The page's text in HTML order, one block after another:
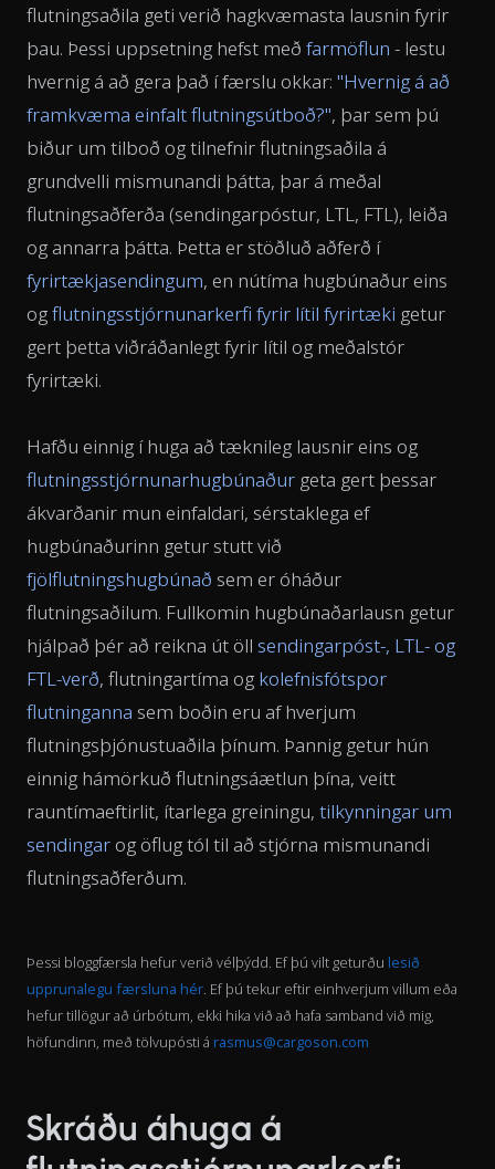
flutningsaðila geti verið hagkvæmasta lausnin fyrir
þau. Þessi uppsetning hefst með farmöflun - lestu
hvernig á að gera það í færslu okkar: "Hvernig á að
framkvæma einfalt flutningsútboð?", þar sem þú
biður um tilboð og tilnefnir flutningsaðila á
grundvelli mismunandi þátta, þar á meðal
flutningsaðferða (sendingarpóstur, LTL, FTL), leiða
og annarra þátta. Þetta er stöðluð aðferð í
fyrirtækjasendingum, en nútíma hugbúnaður eins
ogflutningsstjórnunarkerfi fyrir lítil fyrirtæki getur
gert þetta viðráðanlegt fyrir lítil og meðalstór
fyrirtæki.
Hafðu einnig í huga að tæknileg lausnir eins og
flutningsstjórnunarhugbúnaður geta gert þessar
ákvarðanir mun einfaldari, sérstaklega ef
hugbúnaðurinn getur stutt við
fjölflutningshugbúnað sem er óháður
flutningsaðilum. Fullkomin hugbúnaðarlausn getur
hjálpað þér að reikna út öll sendingarpóst-, LTL- og
FTL-verð, flutningartíma og kolefnisfótspor
flutninganna sem boðin eru af hverjum
flutningsþjónustuaðila þínum. Þannig getur hún
einnig hámörkuð flutningsáætlun þína, veitt
rauntímaeftirlit, ítarlega greiningu, tilkynningar um
sendingar og öflug tól til að stjórna mismunandi
flutningsaðferðum.
Þessi bloggfærsla hefur verið vélþýdd. Ef þú vilt geturðu lesið
upprunalegu færsluna hér. Ef þú tekur eftir einhverjum villum eða
hefur tillögur að úrbótum, ekki hika við að hafa samband við mig,
höfundinn, með tölvupósti á rasmus@cargoson.com
Skráðu áhuga á